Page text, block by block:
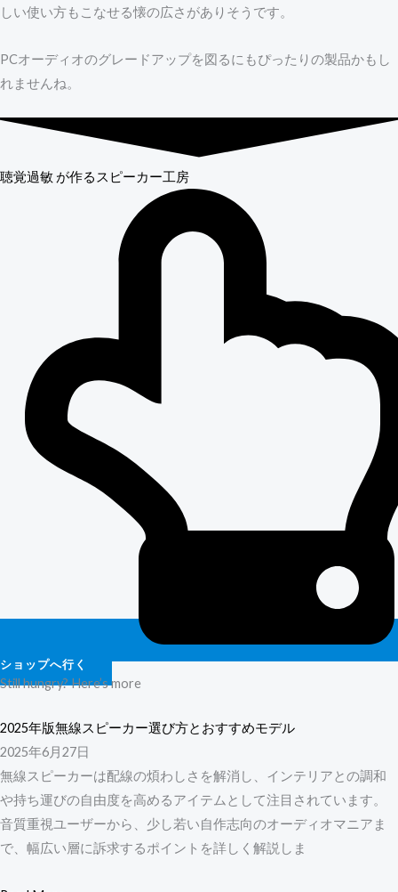
しい使い方もこなせる懐の広さがありそうです。
PCオーディオのグレードアップを図るにもぴったりの製品かもし
れませんね。
聴覚過敏 が作るスピーカー工房
ショップへ行く
Still hungry? Here’s more
2025年版無線スピーカー選び方とおすすめモデル
2025年6月27日
無線スピーカーは配線の煩わしさを解消し、インテリアとの調和
や持ち運びの自由度を高めるアイテムとして注目されています。
音質重視ユーザーから、少し若い自作志向のオーディオマニアま
で、幅広い層に訴求するポイントを詳しく解説しま